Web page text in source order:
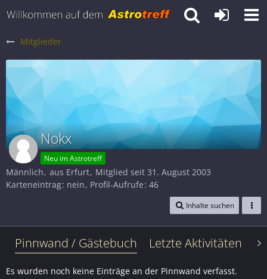
Mitglieder
Nokx
Neu im Astrotreff
Männlich aus Erfurt Mitglied seit 31. August 2003
Karteneintrag nein Profil-Aufrufe 46
Inhalte suchen
Pinnwand / Gästebuch Letzte Aktivitäten
Es wurden noch keine Einträge an der Pinnwand verfasst.